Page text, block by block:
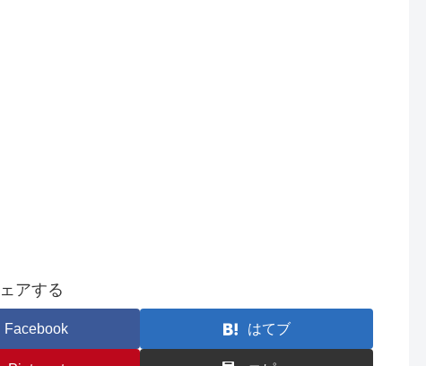
アする
Facebook はてブ